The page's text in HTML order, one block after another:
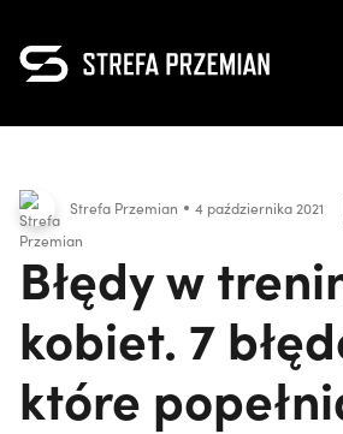
Strefa Przemian 4 października 2021
Błędy w
kobiet. 7
które